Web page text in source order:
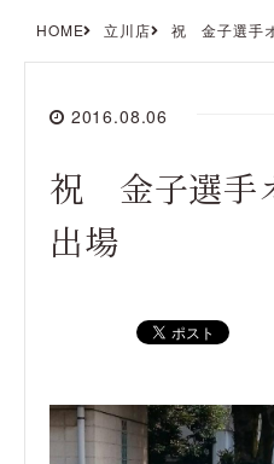
HOME 立川店 祝 金子選手
2016.08.06
祝 金子選手
出場